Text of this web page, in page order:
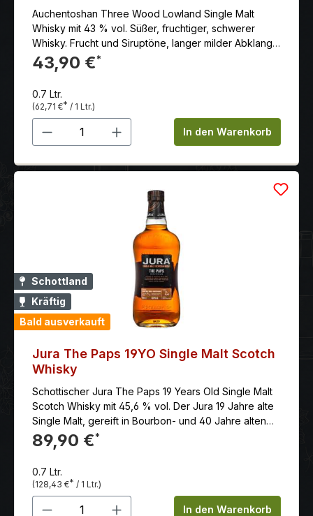
Auchentoshan Three Wood Lowland Single Malt
Whisky mit 43 % vol. Süßer, fruchtiger, schwerer
Whisky. Frucht und Siruptöne, langer milder Abklang. 1
Jahr im Bourbon-, ca. 1 Jahr im Oloroso-, ca. 6
Monate im Pedro Ximenezfass gereift.
43,90 €*
0.7 Ltr.
(62,71 €* / 1 Ltr.)
Produkt Anzahl: Gib denIn den Warenkorb
Schottland
Kräftig
Bald ausverkauft
Jura The Paps 19YO Single Malt Scotch
Whisky
Schottischer Jura The Paps 19 Years Old Single Malt
Scotch Whisky mit 45,6 % vol. Der Jura 19 Jahre alte
Single Malt, gereift in Bourbon- und 40 Jahre alten
Pedro Ximénez Sherryfässern, bietet Aromen von
Ingwergebäck, Vanille, gewürzter Birne und
89,90 €*
0.7 Ltr.
(128,43 €* / 1 Ltr.)
Produkt Anzahl: Gib denIn den Warenkorb